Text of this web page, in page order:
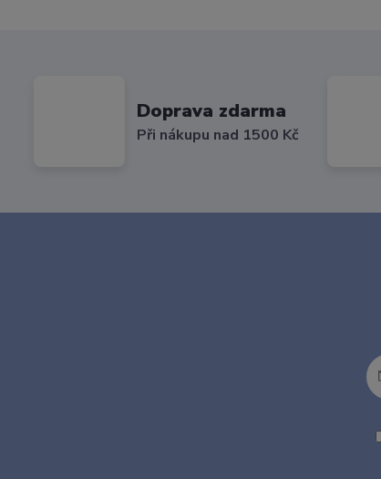
Doprava zdarma
Při nákupu nad 1500 Kč